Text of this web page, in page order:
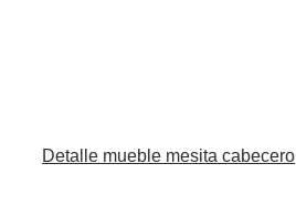
Detalle mueble mesita cabecero